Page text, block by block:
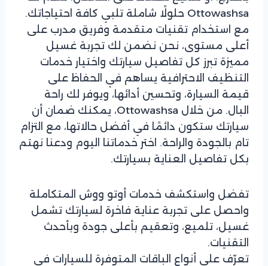
Ottowashsa حلولًا شاملة تلبي كافة احتياجاتك.
مع استخدام تقنيات متقدمة وفريق مدرب على
أعلى مستوى، نحن نضمن لك تجربة غسيل
مميزة تبرز كل تفاصيل سيارتك واختيار خدمات
التنظيف الاحترافية يساهم في الحفاظ على
قيمة السيارة، وتحسين أدائها، ويوفر لك راحة
البال. من خلال Ottowashsa، يمكنك ضمان أن
سيارتك ستكون دائمًا في أفضل حالاتها، مع التزام
تام بالجودة والراحة. اختر خدماتنا اليوم ودعنا نهتم
بكل تفاصيل العناية بسيارتك.
تفضل واستكشف خدمات أوتو ووش المتكاملة
واحصل على تجربة عناية فاخرة لسيارتك تشمل
غسيل، تلميع، وتعقيم بأعلى جودة وبأحدث
التقنيات.
تعرّف على أنواع الباقات المتوفرة للسيارات في